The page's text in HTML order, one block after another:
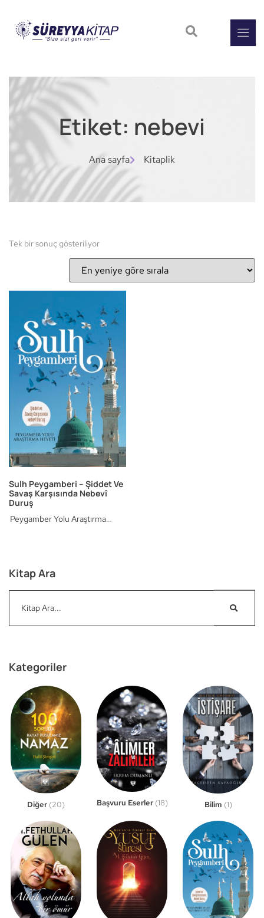
Etiket: nebevi
Ana sayfa Kitaplik
Kitap Ara
Kategoriler
Diğer (20) Başvuru Eserler (18) Bilim (1)
Tek bir sonuç gösteriliyor
Sulh Peygamberi – Şiddet Ve
Savaş Karşısında Nebevî
Duruş
Peygamber Yolu Araştırma